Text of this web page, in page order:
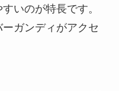
いのが特長です。
ガンディがアクセ